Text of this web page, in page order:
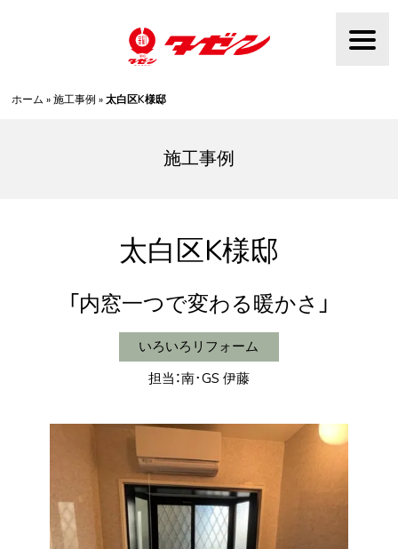
ホーム »施工事例 »太白区K様邸
施工事例
太白区K様邸
内窓一つで変わる暖かさ
いろいろリフォーム
担当：南･GS 伊藤